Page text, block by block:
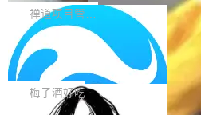
中的渲染性能。#58806 修复
一次任务。 V4 Flash 的
分 50，在 101 个模型中排第 3。排
的：Claude Opus 5（61 分）、
5（60 分）、GPT-5.6 Sol（59 分）
（57 分）、Grok 4...
生命周期的管理能力
带来了DevOps4.0系列的首个正式版
ps4.0内置与禅道DevOps专业版同源
核心，依托于全自研的GitFox代码托
们提供了从代码提交到交付的全生命
能力。同时，我们 对禅道DevOps现
进行了革命性的重构，为后续AI辅助
Solon 的 10 种 HTTP 服务器：改
依赖，换一个引擎
用 Solon 做线上项目有一阵子了，有
接触的人觉得意外：服务器引擎是让
olon 内核约 0.3MB，不内置固定的
梅子酒好吃